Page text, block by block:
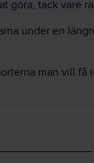
göra, tack vare
under en
man vill få